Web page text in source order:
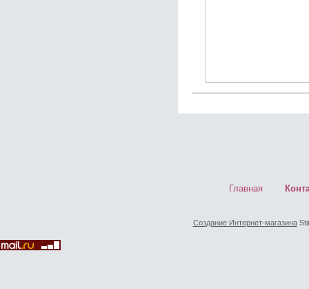
Главная
Создание Интернет-магазина